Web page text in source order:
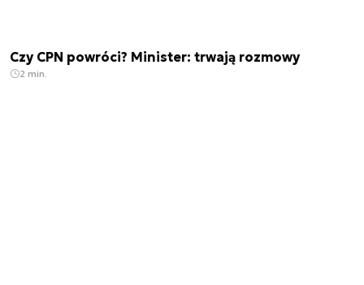
Czy CPN powróci? Minister: trwają rozmowy
2 min.